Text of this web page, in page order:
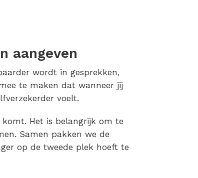
aangeven
wordt in gesprekken,
te maken dat wanneer jij
voelt.
Het is belangrijk om te
Samen pakken we de
op de tweede plek hoeft te